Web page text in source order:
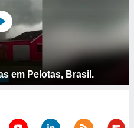
em Pelotas, Brasil.